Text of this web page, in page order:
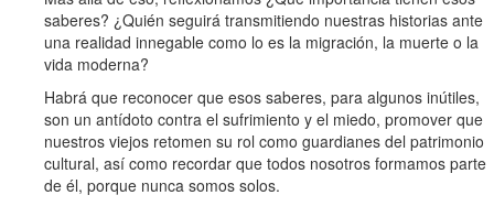
saberes? ¿Quién seguirá transmitiendo nuestras historias ante
una realidad innegable como lo es la migración, la muerte o la
vida moderna?
Habrá que reconocer que esos saberes, para algunos inútiles,
son un antídoto contra el sufrimiento y el miedo, promover que
nuestros viejos retomen su rol como guardianes del patrimonio
cultural, así como recordar que todos nosotros formamos parte
de él, porque nunca somos solos.